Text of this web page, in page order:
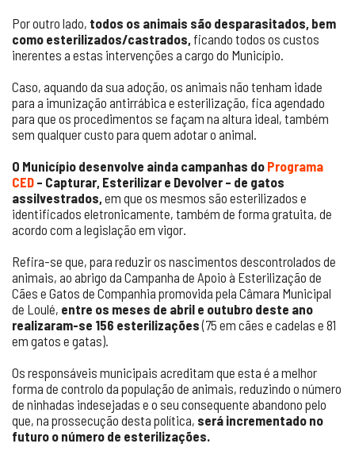
Por outro lado, todos os animais são desparasitados, bem
como esterilizados/castrados, ficando todos os custos
inerentes a estas intervenções a cargo do Município.
Caso, aquando da sua adoção, os animais não tenham idade
para a imunização antirrábica e esterilização, fica agendado
para que os procedimentos se façam na altura ideal, também
sem qualquer custo para quem adotar o animal.
O Município desenvolve ainda campanhas do Programa
CED – Capturar, Esterilizar e Devolver – de gatos
assilvestrados,em que os mesmos são esterilizados e
identificados eletronicamente, também de forma gratuita, de
acordo com a legislação em vigor.
Refira-se que, para reduzir os nascimentos descontrolados de
animais, ao abrigo da Campanha de Apoio à Esterilização de
Cães e Gatos de Companhia promovida pela Câmara Municipal
de Loulé, entre os meses de abril e outubro deste ano
realizaram-se 156 esterilizações(75 em cães e cadelas e 81
em gatos e gatas).
Os responsáveis municipais acreditam que esta é a melhor
forma de controlo da população de animais, reduzindo o número
de ninhadas indesejadas e o seu consequente abandono pelo
que, na prossecução desta política, será incrementado no
futuro o número de esterilizações.